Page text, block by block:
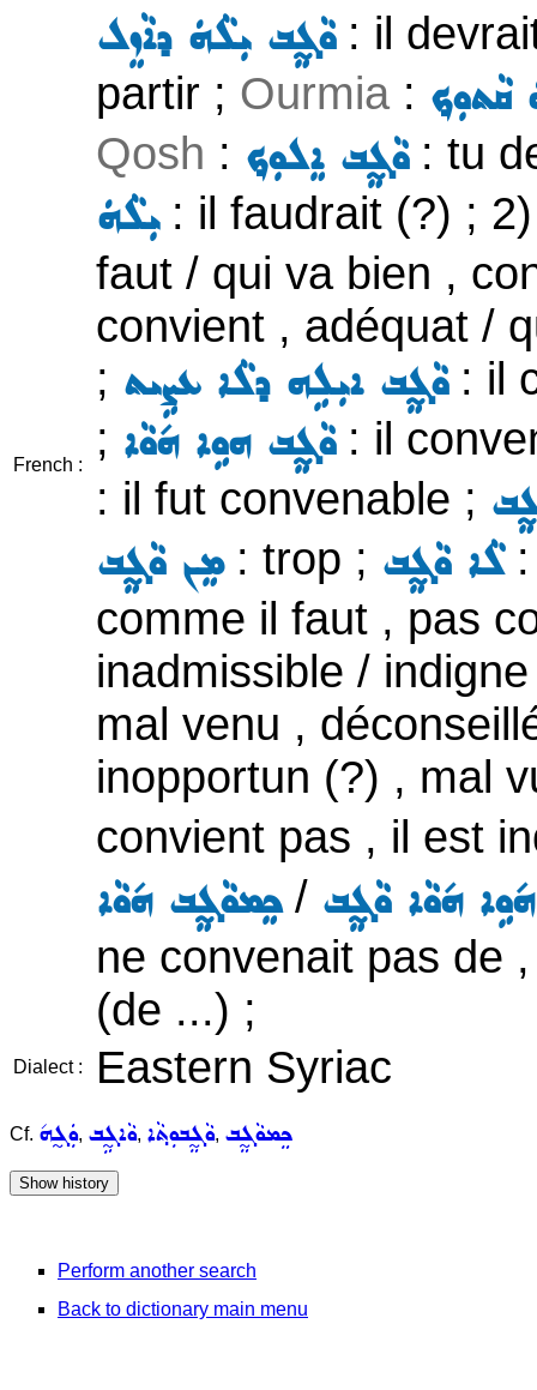
French :
ܘܵܓ̰ܸܒ ܝܼܠܵܗܿ ܕܐܵܙܸܠ: il
partir ; Ourmia : ܩܵܬܘܼܟ݂
Qosh : ܘܵܓ̰ܸܒ ܐܸܠܘܼܟ݂: tu
ܝܼܠܵܗܿ: il faudrait (?) ;
faut / qui va bien ,
convient , adéquat /
; ܘܵܓ̰ܸܒ ܐܝܼܠܹܗ ܕܠܵܐ ܥܨܹܝܬ: il
; ܘܵܓ̰ܸܒ ܗܘܹܐ ܗ݇ܘܵܐ: il
: il fut convenable ;
ܡܸܢ ܘܵܓ̰ܸܒ: trop ; ܠܵܐ ܘܵܓ̰ܸܒ:
comme il faut , pas
inadmissible /
mal venu ,
inopportun (?) , mal
convient pas , il est
ܟܸܡܘܵܓ̰ܸܒ ܗ݇ܘܵܐ/ ܗ݇ܘܵܐ ܘܵܓ̰ܸܒ
ne convenait pas de
(de ...) ;
Dialect : Eastern Syriac
Cf. ܘܲܓ̰ܗ݇, ܘܵܐܓ̰ܹܒ, ܘܵܓ̰ܸܒܘܼܬ݂ܵܐ, ܟܸܡܘܵܓ̰ܸܒ
Perform another search
Back to dictionary main menu